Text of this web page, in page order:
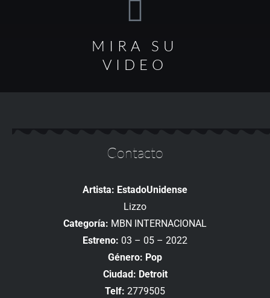
MIRA SU
VIDEO
Contacto
Artista: EstadoUnidense
Lizzo
Categoría: MBN INTERNACIONAL
Estreno: 03 – 05 – 2022
Género: Pop
Ciudad: Detroit
Telf: 2779505